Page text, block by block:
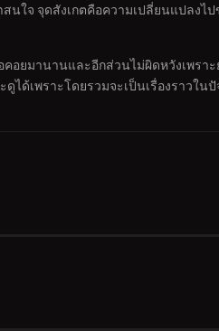
ใจ จุดสังเกตคือความเปลี่ยนแปลงไ
ยมานานและอีกส่วนไม่ผิดหวังเพรา
ได้เพราะโดยรวมจะเป็นเรื่องราว